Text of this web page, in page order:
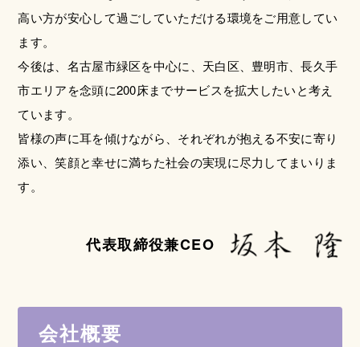
高い方が安心して過ごしていただける環境をご用意してい
ます。
今後は、名古屋市緑区を中心に、天白区、豊明市、長久手
市エリアを念頭に200床までサービスを拡大したいと考え
ています。
皆様の声に耳を傾けながら、それぞれが抱える不安に寄り
添い、笑顔と幸せに満ちた社会の実現に尽力してまいりま
す。
代表取締役兼CEO
会社概要